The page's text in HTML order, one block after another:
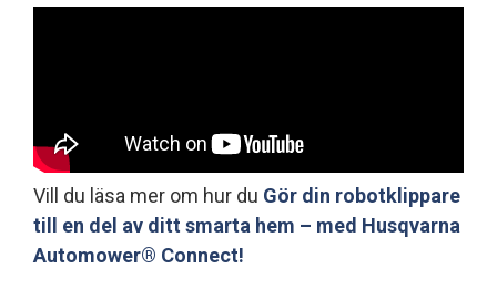
Vill du läsa mer om hur du Gör din robotklippare
till en del av ditt smarta hem – med Husqvarna
Automower® Connect!